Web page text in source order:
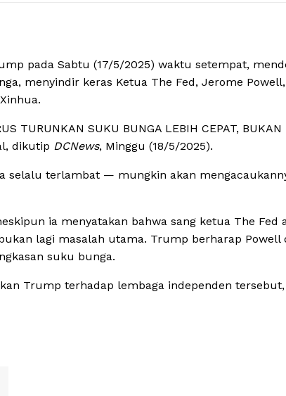
pada Sabtu (17/5/2025) waktu setempat,
menyindir keras Ketua The Fed, Jerome Powell,
TURUNKAN SUKU BUNGA LEBIH CEPAT, BUKAN
dikutip DCNews, Minggu (18/5/2025).
selalu terlambat — mungkin akan
ia menyatakan bahwa sang ketua The Fed
lagi masalah utama. Trump berharap Powell
suku bunga.
Trump terhadap lembaga independen tersebut,